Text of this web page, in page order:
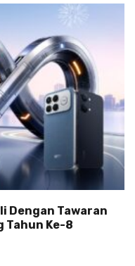
Dengan Tawaran
Tahun Ke-8